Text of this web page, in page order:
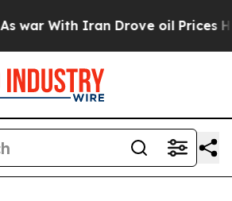
Iran Drove oil Prices Higher,